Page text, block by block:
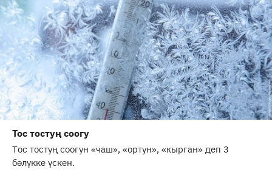
Тос тостуң соогу
Тос тостуң соогун «чаш», «ортун», «кырган» деп 3
бөлүкке үскен.